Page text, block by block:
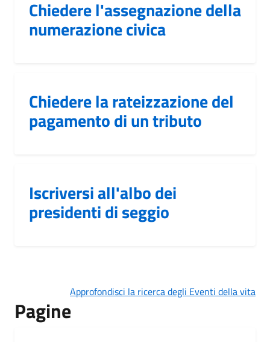
Chiedere l'assegnazione della
numerazione civica
Chiedere la rateizzazione del
pagamento di un tributo
Iscriversi all'albo dei
presidenti di seggio
Approfondisci la ricerca degli Eventi della vita
Pagine